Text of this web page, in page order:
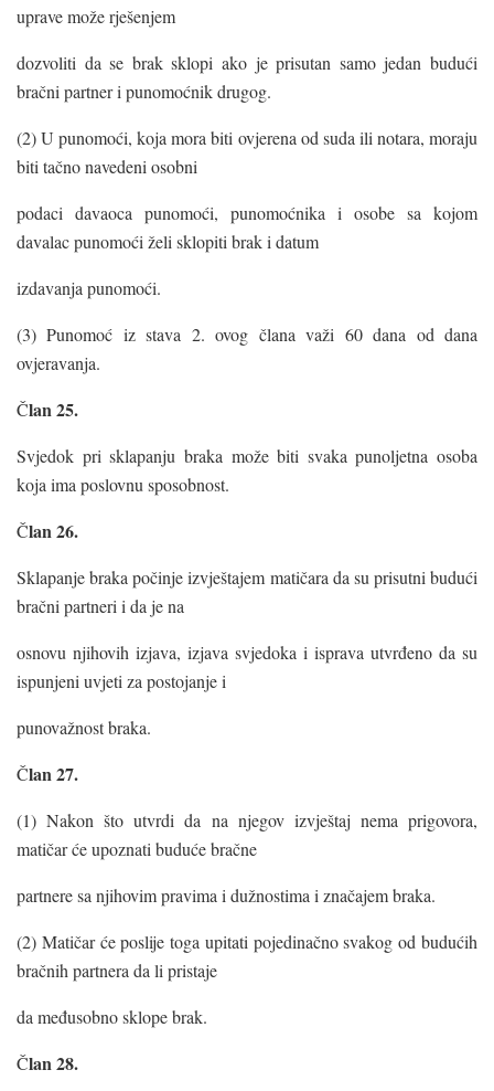
uprave može rješenjem
dozvoliti da se brak sklopi ako je prisutan samo jedan budući
bračni partner i punomoćnik drugog.
(2) U punomoći, koja mora biti ovjerena od suda ili notara, moraju
biti tačno navedeni osobni
podaci davaoca punomoći, punomoćnika i osobe sa kojom
davalac punomoći želi sklopiti brak i datum
izdavanja punomoći.
(3) Punomoć iz stava 2. ovog člana važi 60 dana od dana
ovjeravanja.
Član 25.
Svjedok pri sklapanju braka može biti svaka punoljetna osoba
koja ima poslovnu sposobnost.
Član 26.
Sklapanje braka počinje izvještajem matičara da su prisutni budući
bračni partneri i da je na
osnovu njihovih izjava, izjava svjedoka i isprava utvrđeno da su
ispunjeni uvjeti za postojanje i
punovažnost braka.
Član 27.
(1) Nakon što utvrdi da na njegov izvještaj nema prigovora,
matičar će upoznati buduće bračne
partnere sa njihovim pravima i dužnostima i značajem braka.
(2) Matičar će poslije toga upitati pojedinačno svakog od budućih
bračnih partnera da li pristaje
da međusobno sklope brak.
Član 28.